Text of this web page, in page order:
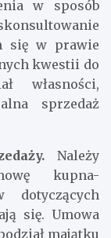
w sposób
się w prawie
kwestii do
własności,
sprzedaż
Należy
kupna-
dotyczących
się. Umowa
majątku